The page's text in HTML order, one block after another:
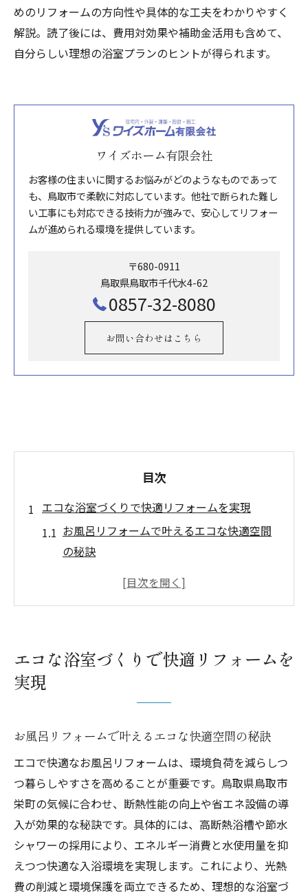
めのリフォームの方向性や具体的な工夫をわかりやすく
解説。読了後には、費用対効果や補助金活用も含めて、
自分らしい理想の浴室プランのヒントが得られます。
ワイズホーム有限会社
お客様の住まいに関するお悩みがどのようなものであって
も、鳥取市で柔軟に対応しています。他社で断られた難し
い工事にも対応できる技術力が強みで、安心してリフォー
ムが進められる環境を提供しています。
〒680-0911
鳥取県鳥取市千代水4-62
0857-32-8080
お問い合わせはこちら
目次
エコな浴室づくりで快適リフォームを実現
お風呂リフォームで叶えるエコな快適空間
の秘訣
断熱性が高まるお風呂リフォームの工夫ポ
快適性とエコ性を両立したお風呂リフォー
お風呂リフォームで持続可能な生活を始め
ント
お風呂リフォームで省エネと安心を実現す
る方法
最新設備で叶うお風呂リフォームの省エネ
効果
エコな浴室づくりで快適リフォームを
実現
お風呂リフォームで叶えるエコな快適空間の秘訣
エコで快適なお風呂リフォームは、環境負荷を減らしつ
つ暮らしやすさを高めることが重要です。鳥取県鳥取市
栄町の気候に合わせ、断熱性能の向上や省エネ設備の導
入が効果的な秘訣です。具体的には、高断熱浴槽や節水
シャワーの採用により、エネルギー消費と水使用量を抑
えつつ快適な入浴環境を実現します。これにより、光熱
費の削減と環境保護を両立できるため、理想的な浴室づ